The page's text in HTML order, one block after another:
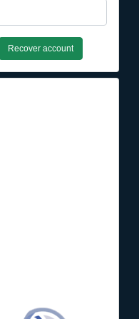
Recover account